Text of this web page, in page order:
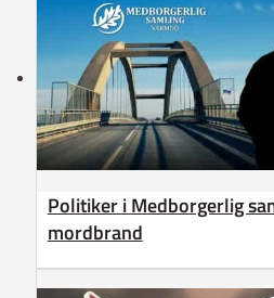
Politiker i Medborgerlig
mordbrand